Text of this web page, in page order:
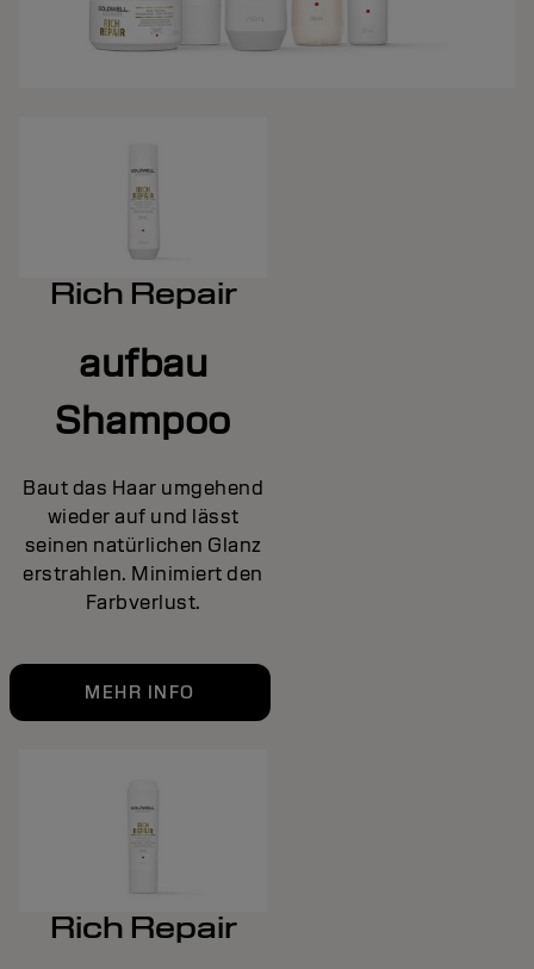
Rich Repair
aufbau
Shampoo
Baut das Haar umgehend
wieder auf und lässt
seinen natürlichen Glanz
erstrahlen. Minimiert den
Farbverlust.
MEHR INFO
Rich Repair